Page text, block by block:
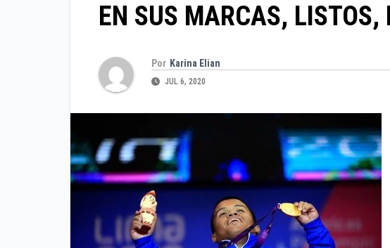
EN SUS MARCAS, LISTOS,
Por Karina Elian
JUL 6, 2020